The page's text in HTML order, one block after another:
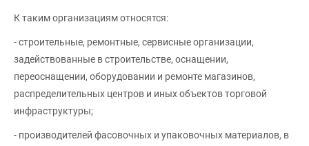
К таким организациям относятся:
- строительные, ремонтные, сервисные организации,
задействованные в строительстве, оснащении,
переоснащении, оборудовании и ремонте магазинов,
распределительных центров и иных объектов торговой
инфраструктуры;
- производителей фасовочных и упаковочных материалов, в